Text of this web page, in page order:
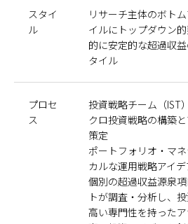
スタイ
ル
リサーチ主体のボト
イルにトップダウン
的に安定的な超過収
タイル
プロセ
ス
投資戦略チーム（IST
クロ投資戦略の構築
策定
ポートフォリオ・マ
カルな運用戦略アイ
個別の超過収益源泉
トが調査・分析し、
高い専門性を持った